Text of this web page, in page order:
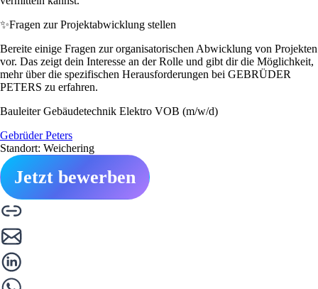
✨Fragen zur Projektabwicklung stellen
Bereite einige Fragen zur organisatorischen Abwicklung von Projekten
vor. Das zeigt dein Interesse an der Rolle und gibt dir die Möglichkeit,
mehr über die spezifischen Herausforderungen bei GEBRÜDER
PETERS zu erfahren.
Bauleiter Gebäudetechnik Elektro VOB (m/w/d)
Gebrüder Peters
Standort: Weichering
Jetzt bewerben